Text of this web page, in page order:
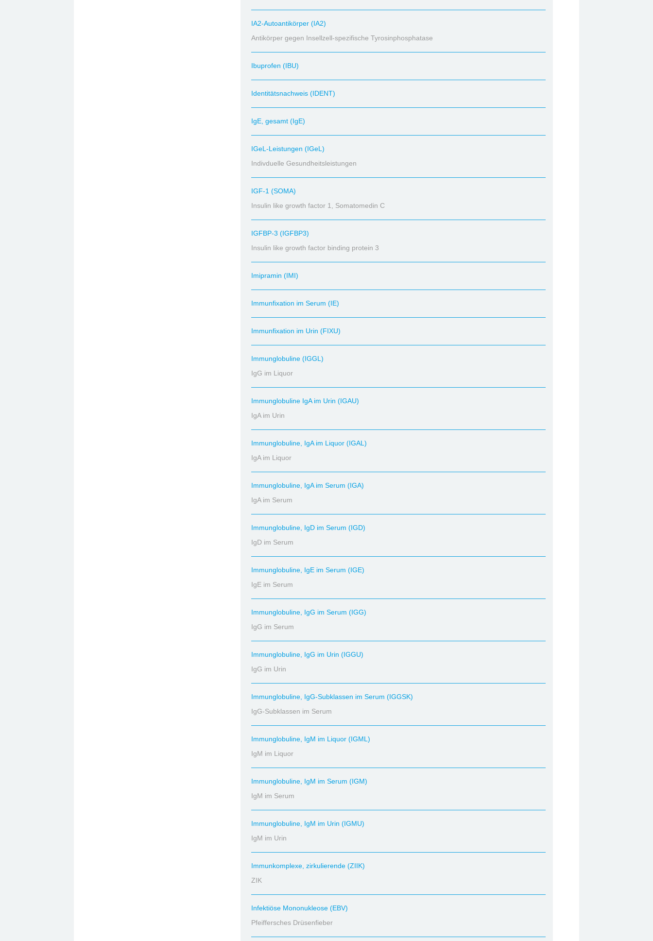
IA2-Autoantikörper (IA2)
Antikörper gegen Insellzell-spezifische Tyrosinphosphatase
Ibuprofen (IBU)
Identitätsnachweis (IDENT)
IgE, gesamt (IgE)
IGeL-Leistungen (IGeL)
Indivduelle Gesundheitsleistungen
IGF-1 (SOMA)
Insulin like growth factor 1, Somatomedin C
IGFBP-3 (IGFBP3)
Insulin like growth factor binding protein 3
Imipramin (IMI)
Immunfixation im Serum (IE)
Immunfixation im Urin (FIXU)
Immunglobuline (IGGL)
IgG im Liquor
Immunglobuline IgA im Urin (IGAU)
IgA im Urin
Immunglobuline, IgA im Liquor (IGAL)
IgA im Liquor
Immunglobuline, IgA im Serum (IGA)
IgA im Serum
Immunglobuline, IgD im Serum (IGD)
IgD im Serum
Immunglobuline, IgE im Serum (IGE)
IgE im Serum
Immunglobuline, IgG im Serum (IGG)
IgG im Serum
Immunglobuline, IgG im Urin (IGGU)
IgG im Urin
Immunglobuline, IgG-Subklassen im Serum (IGGSK)
IgG-Subklassen im Serum
Immunglobuline, IgM im Liquor (IGML)
IgM im Liquor
Immunglobuline, IgM im Serum (IGM)
IgM im Serum
Immunglobuline, IgM im Urin (IGMU)
IgM im Urin
Immunkomplexe, zirkulierende (ZIIK)
ZIK
Infektiöse Mononukleose (EBV)
Pfeiffersches Drüsenfieber